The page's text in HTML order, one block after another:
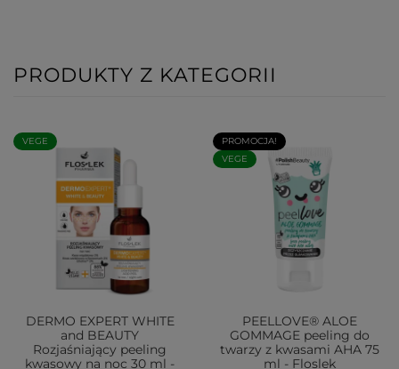
PRODUKTY Z KATEGORII
VEGE
DERMO EXPERT WHITE
and BEAUTY
Rozjaśniający peeling
kwasowy na noc 30 ml -
PROMOCJA!
VEGE
PEELLOVE® ALOE
GOMMAGE peeling do
twarzy z kwasami AHA 75
ml - Floslek